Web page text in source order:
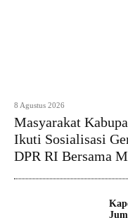
8 Agustus 2026
Masyarakat
Ikuti Sosialisasi
DPR RI Bersama